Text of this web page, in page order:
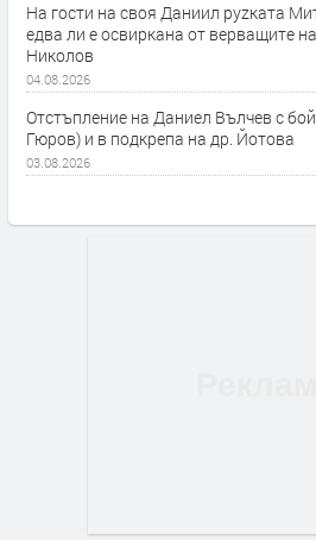
На гости на своя Даниил руzката
едва ли е освиркана от верващите
Николов
04.08.2026
Отстъпление на Даниел Вълчев с
Гюров) и в подкрепа на др. Йотова
03.08.2026